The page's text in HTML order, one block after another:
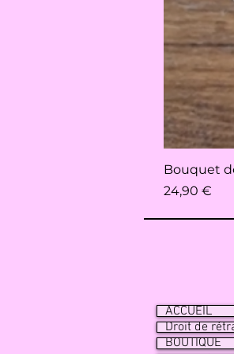
Bouquet
Prix
24,90 €
ACCUEIL
Droit de
BOUTIQUE